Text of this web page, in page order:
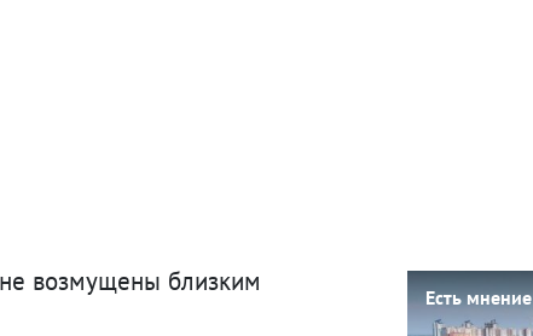
возмущены близким
Есть мнение